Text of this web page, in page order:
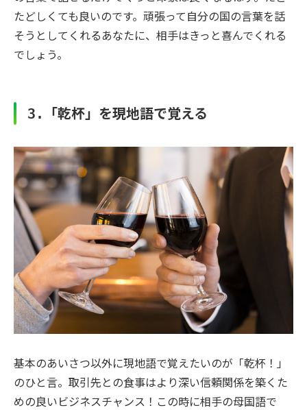
たどしくても良いのです。頑張って自分の国の言葉を話
そうとしてくれるあなたに、相手はきっと喜んでくれる
でしょう。
3. 「乾杯」を現地語で覚える
基本のあいさつ以外に現地語で覚えたいのが「乾杯！」
のひと言。取引先との食事はより深い信頼関係を築くた
めの良いビジネスチャンス！この時に相手の母国語で